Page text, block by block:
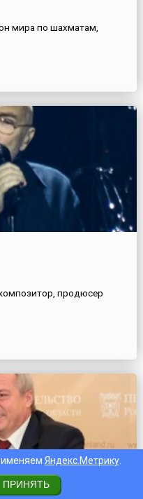
мира по шахматам,
продюсер
Яндекс.Метрику.
ПРИНЯТЬ